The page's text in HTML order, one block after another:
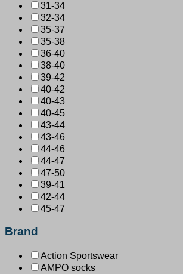
31-34
32-34
35-37
35-38
36-40
38-40
39-42
40-42
40-43
40-45
43-44
43-46
44-46
44-47
47-50
39-41
42-44
45-47
Brand
Action Sportswear
AMPO socks